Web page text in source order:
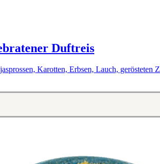
Duftreis
Karotten, Erbsen, Lauch, gerösteten